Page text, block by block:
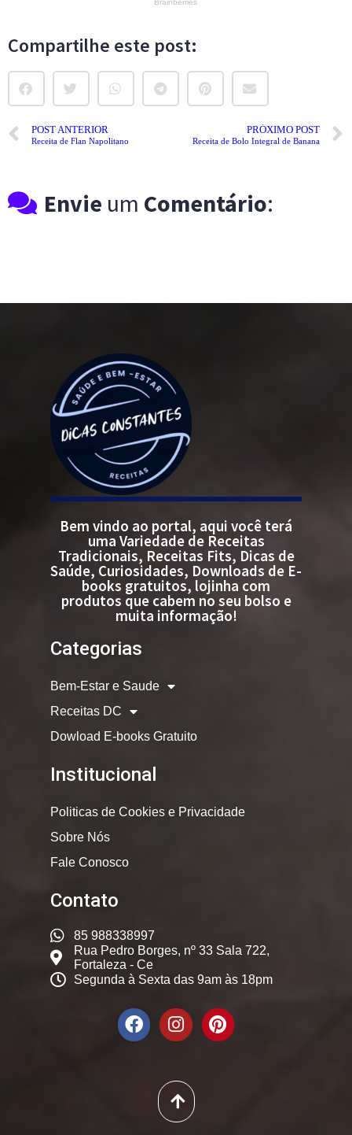
Compartilhe este post:
POST ANTERIOR
Receita de Flan Napolitano
PRÓXIMO POST
Receita de Bolo Integral de Banana
Envie um Comentário:
Bem vindo ao portal, aqui você terá
uma Variedade de Receitas
Tradicionais, Receitas Fits, Dicas de
Saúde, Curiosidades, Downloads de E-
books gratuitos, lojinha com
produtos que cabem no seu bolso e
muita informação!
Categorias
Bem-Estar e Saude
Receitas DC
Dowload E-books Gratuito
Institucional
Politicas de Cookies e Privacidade
Sobre Nós
Fale Conosco
Contato
85 988338997
Rua Pedro Borges, nº 33 Sala 722,
Fortaleza - Ce
Segunda à Sexta das 9am às 18pm